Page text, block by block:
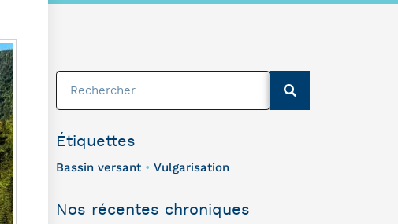
Étiquettes
Bassin versant • Vulgarisation
Nos récentes chroniques